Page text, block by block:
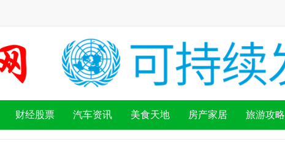
财经股票 汽车资讯 美食天地 房产家居 旅游攻略